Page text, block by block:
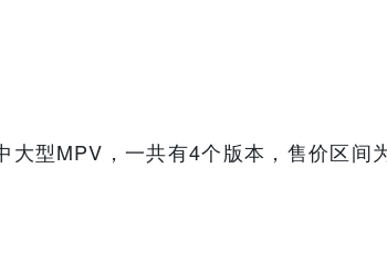
型MPV，一共有4个版本，售价区间